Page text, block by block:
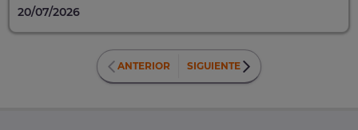
20/07/2026
ANTERIOR SIGUIENTE